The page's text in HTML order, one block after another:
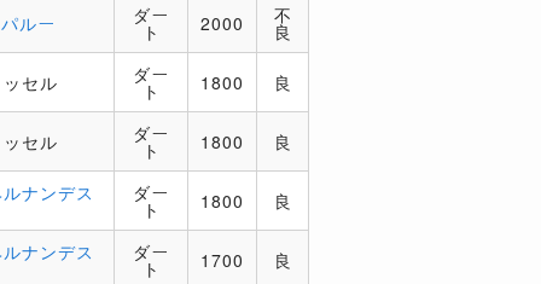
ルー ダー
ト 2000 不
良
セル ダー
ト 1800 良
セル ダー
ト 1800 良
ナンデス ダー
ト 1800 良
ナンデス ダー
ト 1700 良